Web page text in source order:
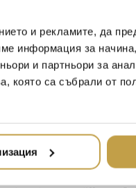
и рекламите, да
информация за начина,
и партньори за
която са събрали от
Цилиндрична,
минимализмът се
от CULTI MILANO.
емблематичните
дифузер. Ode
розата, кралицата
деликатността ѝ
Cylindrical
and minimalism
CULTI MILANO.